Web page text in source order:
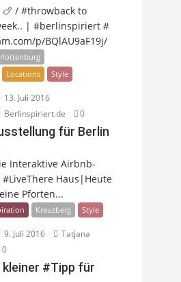
/ #throwback to
| #berlinspiriert #
p/BQlAU9aF19j/
Locations Style
13. Juli 2016
Berlinspiriert.de
0
für Berlin
Interaktive Airbnb-
Haus|Heute
Pforten...
Kreuzberg Style
9. Juli 2016
Tatjana
0
kleiner #Tipp für